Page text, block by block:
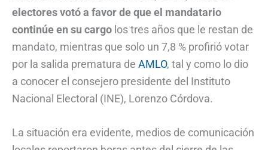
electores votó a favor de que el mandatario
continúe en su cargo los tres años que le restan de
mandato, mientras que solo un 7,8 % profirió votar
por la salida prematura de AMLO, tal y como lo dio
a conocer el consejero presidente del Instituto
Nacional Electoral (INE), Lorenzo Córdova.
La situación era evidente, medios de comunicación